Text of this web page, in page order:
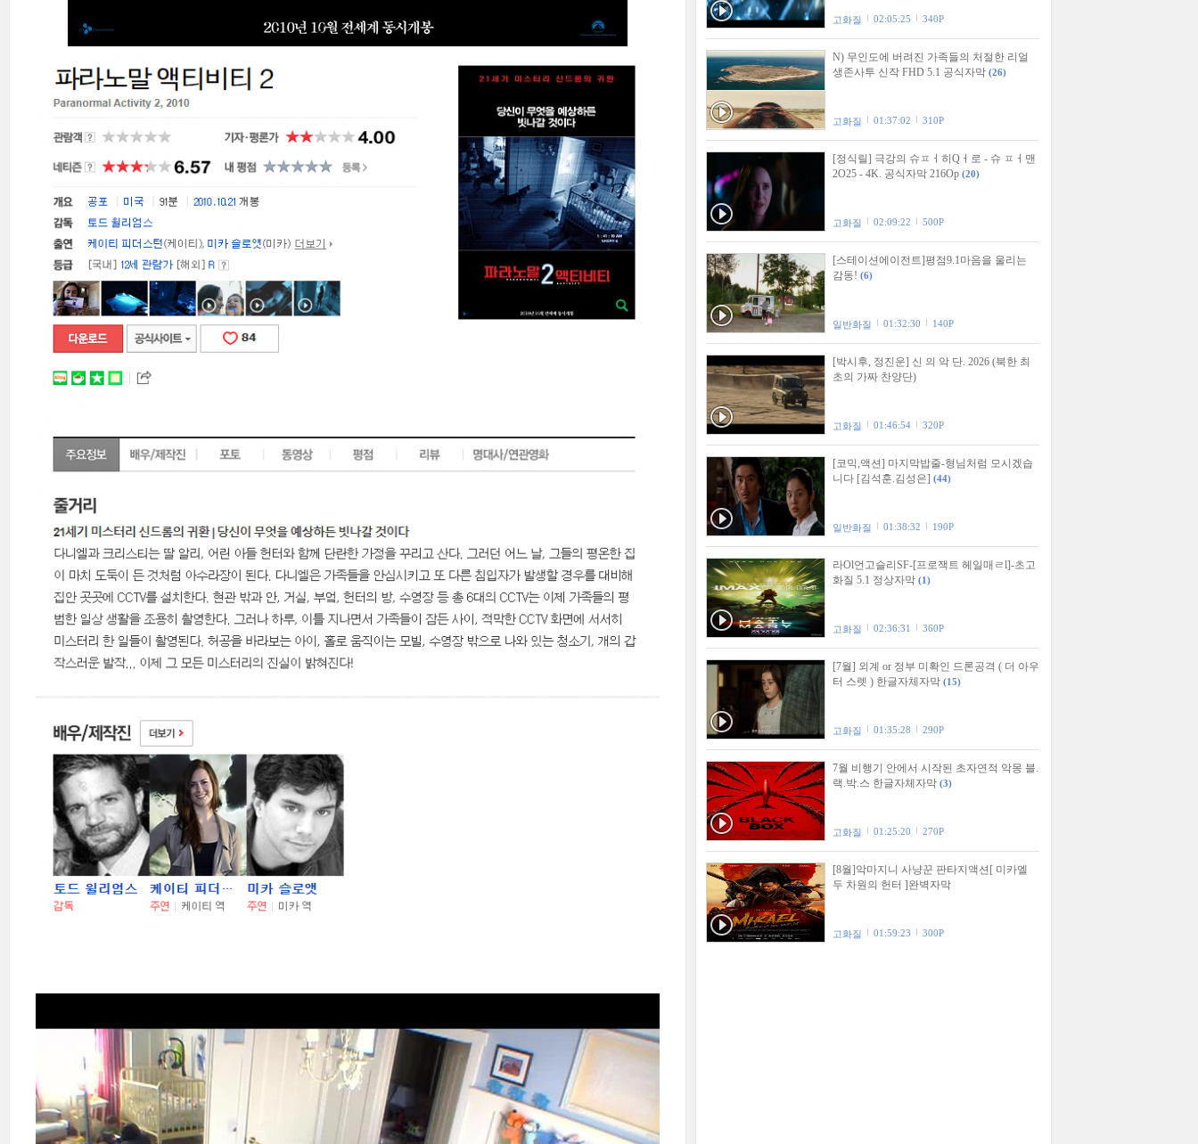
고화질 02:05:25 340P
N) 무인도에 버려진 가족들의 처절한 리얼
생존사투 신작 FHD 5.1 공식자막 (26)
고화질 01:37:02 310P
[정식릴] 극강의 슈ㅍㅓ히Qㅓ로 - 슈 ㅍㅓ맨
2O25 - 4K. 공식자막 216Op (20)
고화질 02:09:22 500P
[스테이션에이전트]평점9.1마음을 울리는
감동! (6)
일반화질 01:32:30 140P
[박시후, 정진운] 신 의 악 단. 2026 (북한 최
초의 가짜 찬양단)
고화질 01:46:54 320P
[코믹,액션] 마지막밥줄-형님처럼 모시겠습
니다 [김석훈.김성은] (44)
일반화질 01:38:32 190P
라Ol언고슬리SF-[프로잭트 헤일매ㄹl]-초고
화질 5.1 정상자막 (1)
고화질 02:36:31 360P
[7월] 외계 or 정부 미확인 드론공격 ( 더 아우
터 스렛 ) 한글자체자막 (15)
고화질 01:35:28 290P
7월 비행기 안에서 시작된 초자연적 악몽 블.
랙.박.스 한글자체자막 (3)
고화질 01:25:20 270P
[8월]악마지니 사냥꾼 판타지액션[ 미카엘
두 차원의 헌터 ]완벽자막
고화질 01:59:23 300P